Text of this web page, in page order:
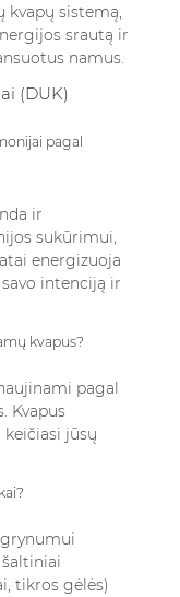
kvapų sistemą,
srautą ir
namus.
(DUK)
pagal
ir
sukūrimui,
energizuoja
intenciją ir
kvapus?
pagal
Kvapus
jūsų
tikros gėlės)